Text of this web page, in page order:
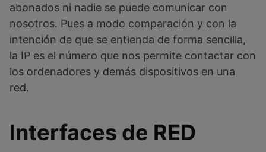
abonados ni nadie se puede comunicar con
nosotros. Pues a modo comparación y con la
intención de que se entienda de forma sencilla,
la IP es el número que nos permite contactar con
los ordenadores y demás dispositivos en una
red.
Interfaces de RED